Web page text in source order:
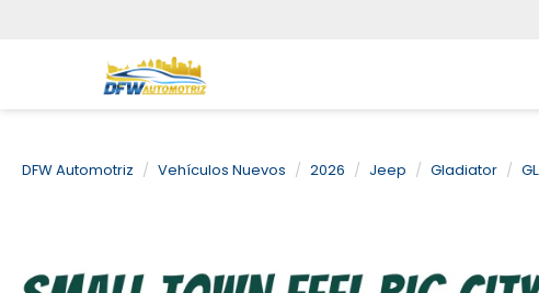
DFW Automotriz Vehículos Nuevos 2026 Jeep Gladiator